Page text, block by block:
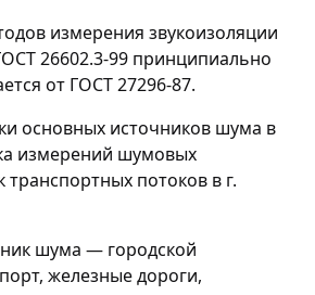
измерения звукоизоляции
26602.3-99 принципиально
от ГОСТ 27296-87.
основных источников шума в
измерений шумовых
транспортных потоков в г.
шума — городской
железные дороги,